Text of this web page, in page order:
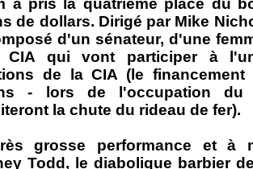
a pris la quatrième place du
de dollars. Dirigé par Mike
d'un sénateur, d'une
qui vont participer à
de la CIA (le
- lors de l'occupation
la chute du rideau de fer).
grosse performance et à
Todd, le diabolique barbier